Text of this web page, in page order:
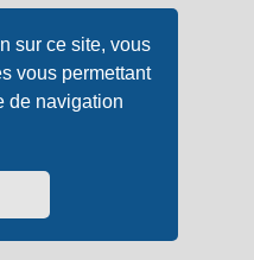
sur ce site, vous
vous permettant
de navigation